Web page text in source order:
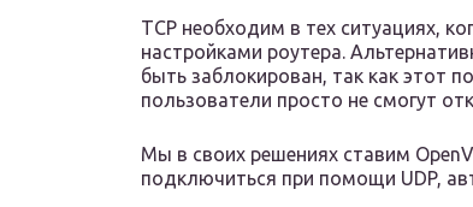
TCP необходим в тех ситуациях,
настройками роутера.
быть заблокирован, так как этот
пользователи просто не смогут
Мы в своих решениях ставим
подключиться при помощи UDP,